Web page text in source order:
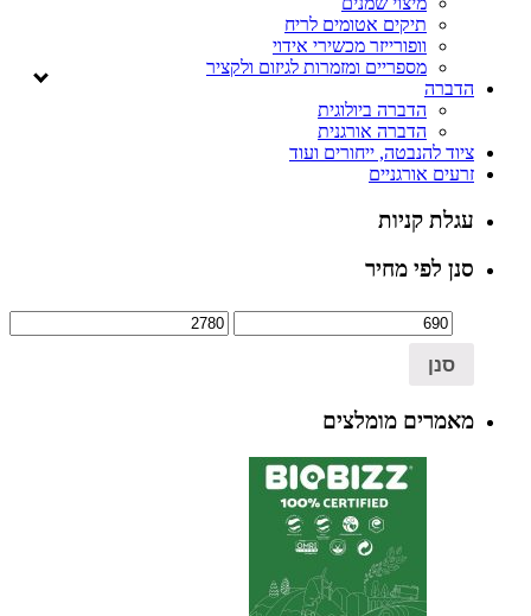
תיקים אטומים לריח
וופורייזר מכשירי אידוי
מספריים ומזמרות לגיזום ולקציר
הדברה
הדברה ביולוגית
הדברה אורגנית
ציוד להנבטה, ייחורים ועוד
זרעים אורגניים
עגלת קניות
סנן לפי מחיר
סנן
מאמרים מומלצים